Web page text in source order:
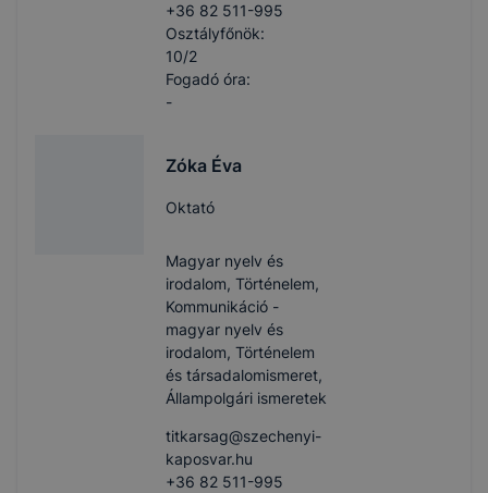
+36 82 511-995
Osztályfőnök:
10/2
Fogadó óra:
-
Zóka Éva
Oktató
Magyar nyelv és
irodalom, Történelem,
Kommunikáció -
magyar nyelv és
irodalom, Történelem
és társadalomismeret,
Állampolgári ismeretek
titkarsag​@szechenyi-
kaposvar.hu
+36 82 511-995